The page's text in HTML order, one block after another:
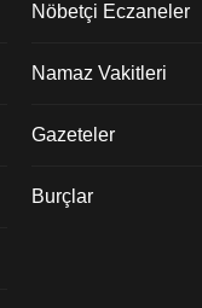
Nöbetçi Eczaneler
Namaz Vakitleri
Gazeteler
Burçlar